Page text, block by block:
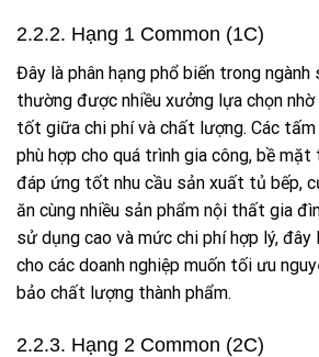
2.2.2. Hạng 1 Common (1C)
Đây là phân hạng phổ biến trong
thường được nhiều xưởng lựa chọn nhờ
tốt giữa chi phí và chất lượng. Các
phù hợp cho quá trình gia công, bề
đáp ứng tốt nhu cầu sản xuất tủ bếp,
ăn cùng nhiều sản phẩm nội thất gia
sử dụng cao và mức chi phí hợp lý, đây
cho các doanh nghiệp muốn tối ưu
bảo chất lượng thành phẩm.
2.2.3. Hạng 2 Common (2C)